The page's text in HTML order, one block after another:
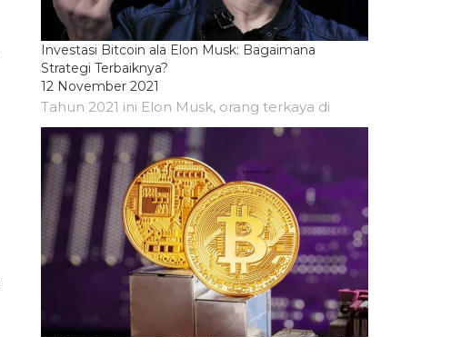
Investasi Bitcoin ala Elon Musk: Bagaimana
Strategi Terbaiknya?
12 November 2021
Tahun 2021 ini Elon Musk, orang terkaya di